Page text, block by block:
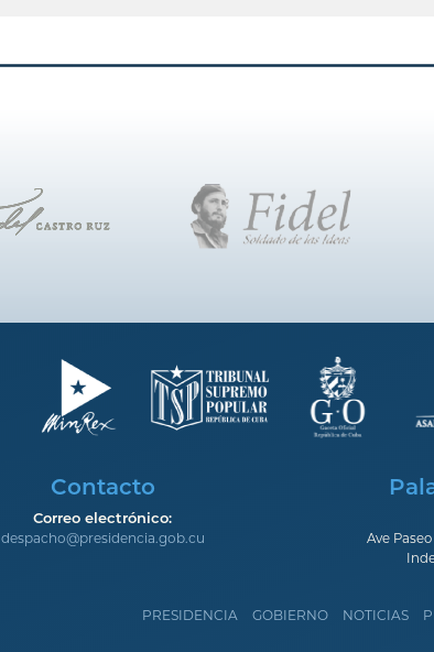
Contacto
Correo electrónico:
despacho@presidencia.gob.cu
Ave
PRESIDENCIA GOBIERNO NOTICIAS